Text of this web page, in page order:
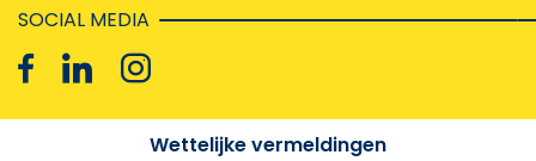
SOCIAL MEDIA
Wettelijke vermeldingen